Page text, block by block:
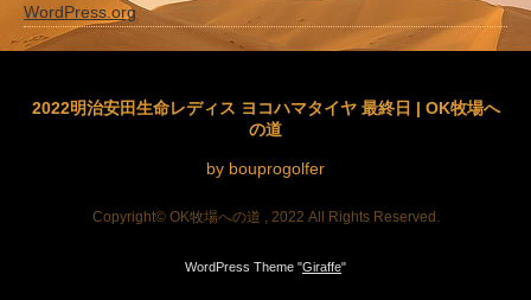
WordPress.org
2022明治安田生命レディス ヨコハマタイヤ 最終日 | OK牧場へ
の道
by bouprogolfer
Copyright© OK牧場への道 , 2022 All Rights Reserved.
WordPress Theme "Giraffe"